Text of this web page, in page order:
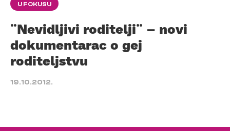
U FOKUSU
¨Nevidljivi roditelji¨ – novi
dokumentarac o gej
roditeljstvu
19.10.2012.